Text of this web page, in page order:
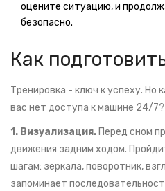
оцените ситуацию, и
безопасно.
Как
Тренировка - ключ к успеху. Но
вас нет доступа к машине 24/
1. Визуализация. Перед сном
движения задним ходом.
шагам: зеркала, поворотник,
запоминает